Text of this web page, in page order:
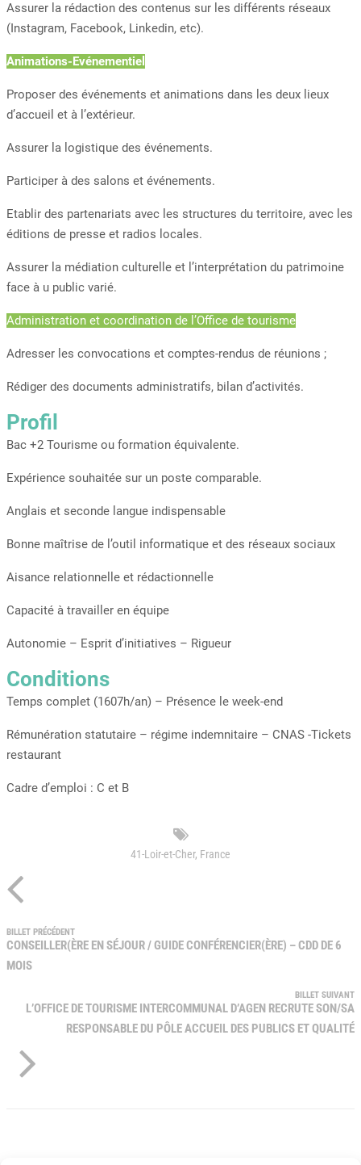
Assurer la rédaction des contenus sur les différents réseaux
(Instagram, Facebook, Linkedin, etc).
Animations-Evénementiel
Proposer des événements et animations dans les deux lieux
d’accueil et à l’extérieur.
Assurer la logistique des événements.
Participer à des salons et événements.
Etablir des partenariats avec les structures du territoire, avec les
éditions de presse et radios locales.
Assurer la médiation culturelle et l’interprétation du patrimoine
face à u public varié.
Administration et coordination de l’Office de tourisme
Adresser les convocations et comptes-rendus de réunions ;
Rédiger des documents administratifs, bilan d’activités.
Profil
Bac +2 Tourisme ou formation équivalente.
Expérience souhaitée sur un poste comparable.
Anglais et seconde langue indispensable
Bonne maîtrise de l’outil informatique et des réseaux sociaux
Aisance relationnelle et rédactionnelle
Capacité à travailler en équipe
Autonomie – Esprit d’initiatives – Rigueur
Conditions
Temps complet (1607h/an) – Présence le week-end
Rémunération statutaire – régime indemnitaire – CNAS -Tickets
restaurant
Cadre d’emploi : C et B
41-Loir-et-Cher, France
BILLET PRÉCÉDENT
CONSEILLER(ÈRE EN SÉJOUR / GUIDE CONFÉRENCIER(ÈRE) – CDD DE 6
MOIS
BILLET SUIVANT
L’OFFICE DE TOURISME INTERCOMMUNAL D’AGEN RECRUTE SON/SA
RESPONSABLE DU PÔLE ACCUEIL DES PUBLICS ET QUALITÉ